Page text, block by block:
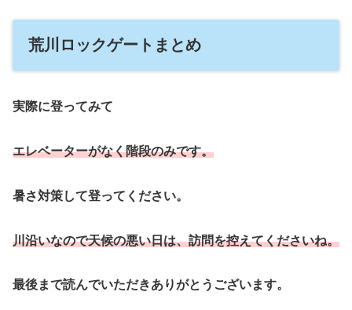
荒川ロックゲートまとめ
実際に登ってみて
エレベーターがなく階段のみです。
暑さ対策して登ってください。
川沿いなので天候の悪い日は、訪問を控えてくださいね。
最後まで読んでいただきありがとうございます。